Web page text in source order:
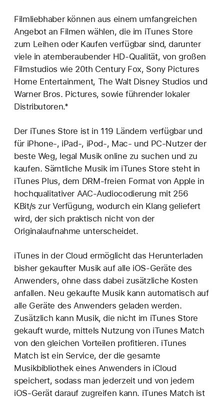
Filmliebhaber können aus einem umfangreichen
Angebot an Filmen wählen, die im iTunes Store
zum Leihen oder Kaufen verfügbar sind, darunter
viele in atemberaubender HD-Qualität, von großen
Filmstudios wie 20th Century Fox, Sony Pictures
Home Entertainment, The Walt Disney Studios und
Warner Bros. Pictures, sowie führender lokaler
Distributoren.*
Der iTunes Store ist in 119 Ländern verfügbar und
für iPhone-, iPad-, iPod-, Mac- und PC-Nutzer der
beste Weg, legal Musik online zu suchen und zu
kaufen. Sämtliche Musik im iTunes Store steht in
iTunes Plus, dem DRM-freien Format von Apple in
hochqualitativer AAC-Audiocodierung mit 256
KBit/s zur Verfügung, wodurch ein Klang geliefert
wird, der sich praktisch nicht von der
Originalaufnahme unterscheidet.
iTunes in der Cloud ermöglicht das Herunterladen
bisher gekaufter Musik auf alle iOS-Geräte des
Anwenders, ohne dass dabei zusätzliche Kosten
anfallen. Neu gekaufte Musik kann automatisch auf
alle Geräte des Anwenders geladen werden.
Zusätzlich kann Musik, die nicht im iTunes Store
gekauft wurde, mittels Nutzung von iTunes Match
von den gleichen Vorteilen profitieren. iTunes
Match ist ein Service, der die gesamte
Musikbibliothek eines Anwenders in iCloud
speichert, sodass man jederzeit und von jedem
iOS-Gerät darauf zugreifen kann. iTunes Match ist